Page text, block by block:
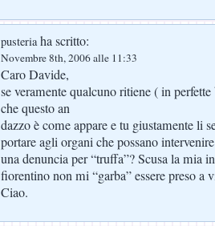
pusteriaha scritto:
Novembre 8th, 2006 alle 11:33
Caro Davide,
se veramente qualcuno ritiene ( in
che questo an
dazzo è come appare e tu giustamente li
portare agli organi che possano
una denuncia per “truffa”? Scusa la mia
fiorentino non mi “garba” essere preso
Ciao.